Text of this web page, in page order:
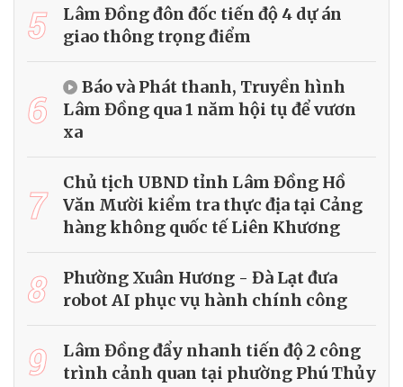
5
Lâm Đồng đôn đốc tiến độ 4 dự án
giao thông trọng điểm
6
Báo và Phát thanh, Truyền hình
Lâm Đồng qua 1 năm hội tụ để vươn
xa
7
Chủ tịch UBND tỉnh Lâm Đồng Hồ
Văn Mười kiểm tra thực địa tại Cảng
hàng không quốc tế Liên Khương
8
Phường Xuân Hương - Đà Lạt đưa
robot AI phục vụ hành chính công
9
Lâm Đồng đẩy nhanh tiến độ 2 công
trình cảnh quan tại phường Phú Thủy